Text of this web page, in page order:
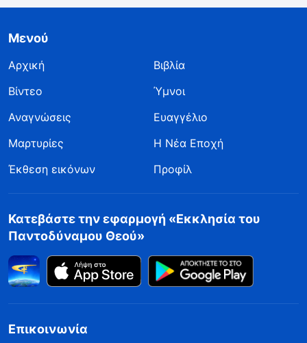
Μενού
Αρχική
Βιβλία
Βίντεο
Ύμνοι
Αναγνώσεις
Ευαγγέλιο
Μαρτυρίες
Η Νέα Εποχή
Έκθεση εικόνων
Προφίλ
Κατεβάστε την εφαρμογή «Εκκλησία του
Παντοδύναμου Θεού»
Επικοινωνία